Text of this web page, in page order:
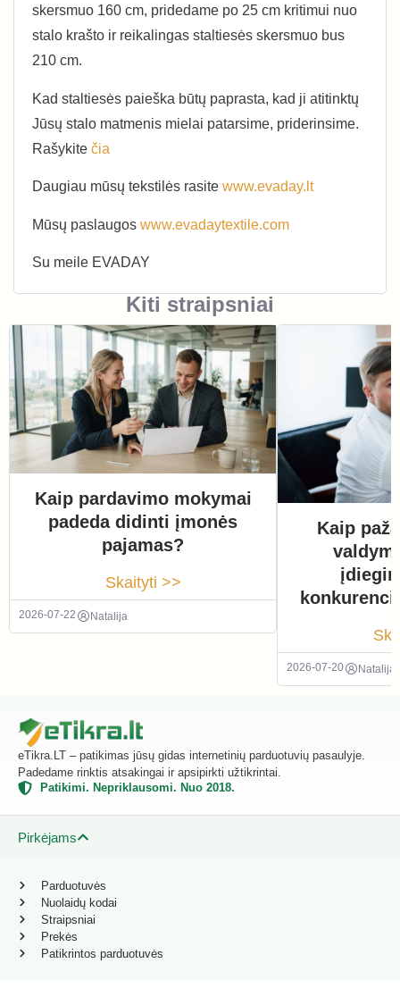
skersmuo 160 cm, pridedame po 25 cm kritimui nuo
stalo krašto ir reikalingas staltiesės skersmuo bus
210 cm.
Kad staltiesės paieška būtų paprasta, kad ji atitinktų
Jūsų stalo matmenis mielai patarsime, priderinsime.
Rašykite čia
Daugiau mūsų tekstilės rasite www.evaday.lt
Mūsų paslaugos www.evadaytextile.com
Su meile EVADAY
Kiti straipsniai
Kaip pardavimo mokymai
padeda didinti įmonės
pajamas?
Skaityti >>
2026-07-22 Natalija
Kaip
2026-07-20 Natalija
eTikra.LT – patikimas jūsų gidas internetinių parduotuvių pasaulyje.
Padedame rinktis atsakingai ir apsipirkti užtikrintai.
Patikimi. Nepriklausomi. Nuo 2018.
Pirkėjams
Parduotuvės
Nuolaidų kodai
Straipsniai
Prekės
Patikrintos parduotuvės